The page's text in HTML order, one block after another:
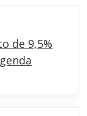
de 9,5%